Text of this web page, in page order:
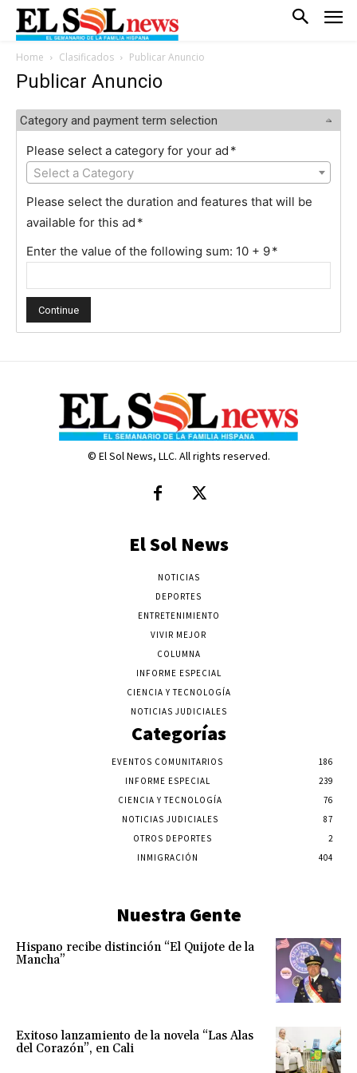
Home Clasificados Publicar Anuncio
Publicar Anuncio
Category and payment term selection
Please select a category for your ad *
Select a Category
Please select the duration and features that will be
available for this ad *
Enter the value of the following sum: 10 + 9*
© El Sol News, LLC. All rights reserved.
El Sol News
NOTICIAS
DEPORTES
ENTRETENIMIENTO
VIVIR MEJOR
COLUMNA
INFORME ESPECIAL
CIENCIA Y TECNOLOGÍA
NOTICIAS JUDICIALES
Categorías
EVENTOS COMUNITARIOS
186
INFORME ESPECIAL
239
CIENCIA Y TECNOLOGÍA
76
NOTICIAS JUDICIALES
87
OTROS DEPORTES
2
INMIGRACIÓN
404
Nuestra Gente
Hispano recibe distinción “El Quijote de la
Mancha”
Exitoso lanzamiento de la novela “Las Alas
del Corazón”, en Cali